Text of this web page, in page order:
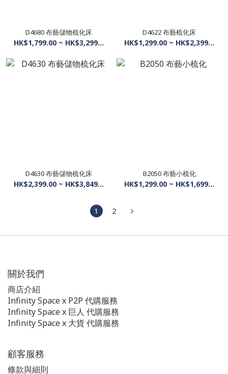
D4680 布藝儲物梳化床
HK$1,799.00 ~ HK$3,299.00
D4622 布藝梳化床
HK$1,299.00 ~ HK$2,399.00
D4630 布藝儲物梳化床
HK$2,399.00 ~ HK$3,849.00
B2050 布藝小梳化
HK$1,299.00 ~ HK$1,699.00
1 2
關於我們
商店介紹
Infinity Space x P2P 代購服務
Infinity Space x 巨人 代購服務
Infinity Space x 大貨 代購服務
顧客服務
條款與細則